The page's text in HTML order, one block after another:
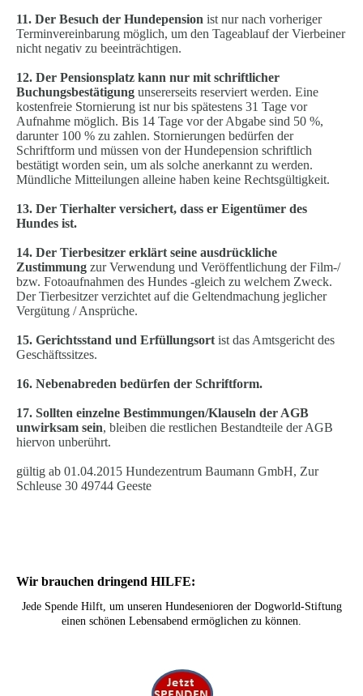
11. Der Besuch der Hundepension ist nur nach vorheriger
Terminvereinbarung möglich, um den Tageablauf der Vierbeiner
nicht negativ zu beeinträchtigen.
12. Der Pensionsplatz kann nur mit schriftlicher
Buchungsbestätigung unsererseits reserviert werden. Eine
kostenfreie Stornierung ist nur bis spätestens 31 Tage vor
Aufnahme möglich. Bis 14 Tage vor der Abgabe sind 50 %,
darunter 100 % zu zahlen. Stornierungen bedürfen der
Schriftform und müssen von der Hundepension schriftlich
bestätigt worden sein, um als solche anerkannt zu werden.
Mündliche Mitteilungen alleine haben keine Rechtsgültigkeit.
13. Der Tierhalter versichert, dass er Eigentümer des
Hundes ist.
14. Der Tierbesitzer erklärt seine ausdrückliche
Zustimmung zur Verwendung und Veröffentlichung der Film-/
bzw. Fotoaufnahmen des Hundes -gleich zu welchem Zweck.
Der Tierbesitzer verzichtet auf die Geltendmachung jeglicher
Vergütung / Ansprüche.
15. Gerichtsstand und Erfüllungsort ist das Amtsgericht des
Geschäftssitzes.
16. Nebenabreden bedürfen der Schriftform.
17. Sollten einzelne Bestimmungen/Klauseln der AGB
unwirksam sein, bleiben die restlichen Bestandteile der AGB
hiervon unberührt.
gültig ab 01.04.2015 Hundezentrum Baumann GmbH, Zur
Schleuse 30 49744 Geeste
Wir brauchen dringend HILFE:
Jede Spende Hilft, um unseren Hundesenioren der Dogworld-Stiftung
einen schönen Lebensabend ermöglichen zu können.